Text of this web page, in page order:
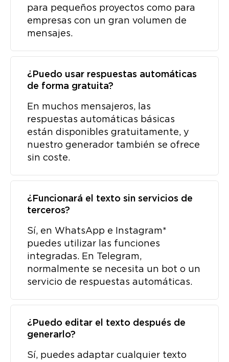
para pequeños proyectos como para
empresas con un gran volumen de
mensajes.
¿Puedo usar respuestas automáticas
de forma gratuita?
En muchos mensajeros, las
respuestas automáticas básicas
están disponibles gratuitamente, y
nuestro generador también se ofrece
sin coste.
¿Funcionará el texto sin servicios de
terceros?
Sí, en WhatsApp e Instagram*
puedes utilizar las funciones
integradas. En Telegram,
normalmente se necesita un bot o un
servicio de respuestas automáticas.
¿Puedo editar el texto después de
generarlo?
Sí, puedes adaptar cualquier texto